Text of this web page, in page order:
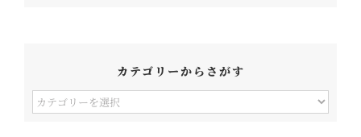
カテゴリーからさがす
カ